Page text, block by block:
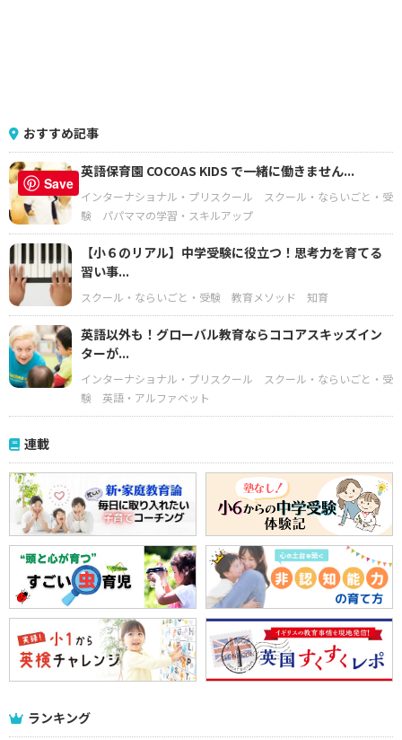
おすすめ記事
英語保育園 COCOAS KIDS で一緒に働きません...
インターナショナル・プリスクール
スクール・ならいごと・受
験
パパママの学習・スキルアップ
【小６のリアル】中学受験に役立つ！思考力を育てる
習い事...
スクール・ならいごと・受験 教育メソッド 知育
英語以外も！グローバル教育ならココアスキッズイン
ターが...
インターナショナル・プリスクール
スクール・ならいごと・受
験
英語・アルファベット
連載
ランキング
Save